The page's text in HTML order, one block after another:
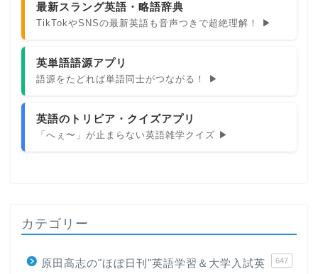
最新スラング英語・略語辞典
TikTokやSNSの最新英語も音声つきで超絶理解！ ▶
英単語語源アプリ
語源をたどれば単語同士がつながる！ ▶
英語のトリビア・クイズアプリ
「へぇ〜」が止まらない英語雑学クイズ ▶
カテゴリー
原田高志の"ほぼ日刊"英語学習＆大学入試英
647